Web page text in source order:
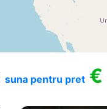
suna pentru pret €